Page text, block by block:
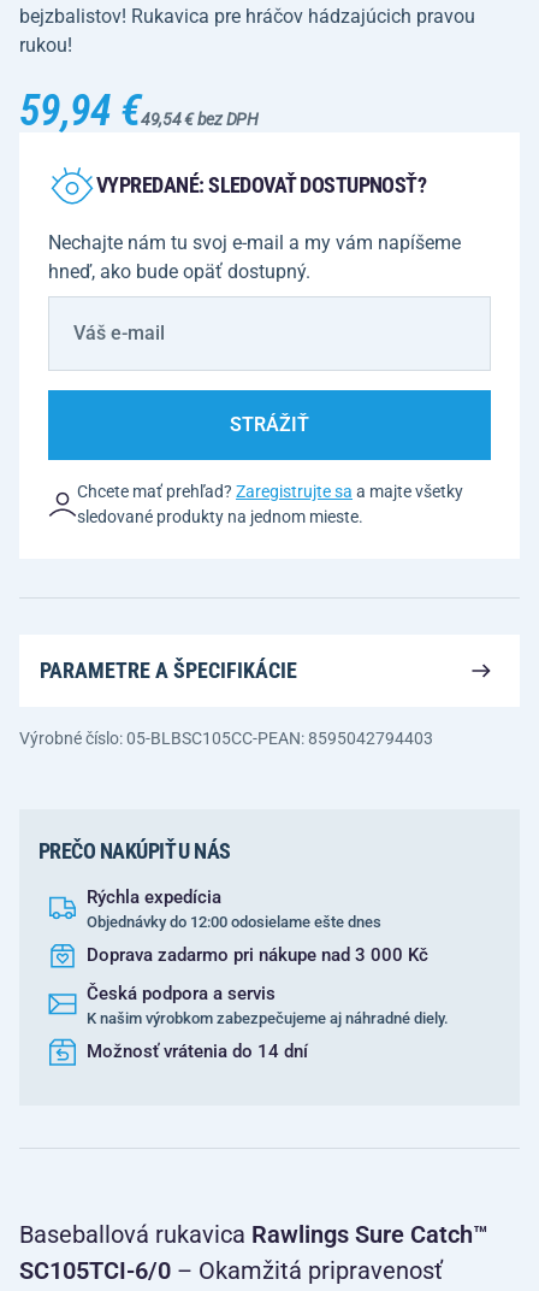
bejzbalistov! Rukavica pre hráčov hádzajúcich pravou
rukou!
59,94 €49,54 € bez DPH
VYPREDANÉ: SLEDOVAŤ DOSTUPNOSŤ?
Nechajte nám tu svoj e-mail a my vám napíšeme
hneď, ako bude opäť dostupný.
STRÁŽIŤ
Chcete mať prehľad? Zaregistrujte sa a majte všetky
sledované produkty na jednom mieste.
PARAMETRE A ŠPECIFIKÁCIE
Výrobné číslo: 05-BLBSC105CC-PEAN: 8595042794403
PREČO NAKÚPIŤ U NÁS
Rýchla expedícia
Objednávky do 12:00 odosielame ešte dnes
Doprava zadarmo pri nákupe nad 3 000 Kč
Česká podpora a servis
K našim výrobkom zabezpečujeme aj náhradné diely.
Možnosť vrátenia do 14 dní
Baseballová rukavica Rawlings Sure Catch™
SC105TCI-6/0 – Okamžitá pripravenosť